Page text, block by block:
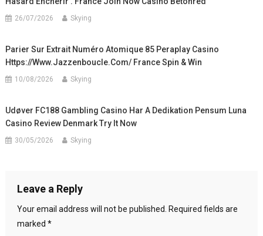
26/07/2026 Skying
Parier Sur Extrait Numéro Atomique 85 Peraplay Casino
Https://www.jazzenboucle.com/ France Spin & Win
10/08/2026 Skying
Udøver FC188 Gambling Casino Har A Dedikation Pensum Luna
Casino Review Denmark Try It Now
30/05/2026 Skying
Leave a Reply
Your email address will not be published.
Required fields are
marked *